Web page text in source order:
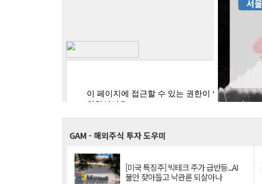
GAM - 해외주식 투자 도우미
[미국 특징주] 빅테크 주가 급반등...AI
불안 잦아들고 낙관론 되살아나